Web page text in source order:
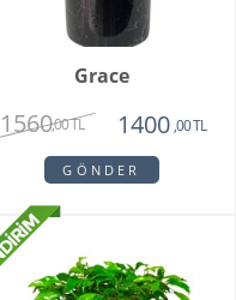
Grace
1560,00 TL 1400 ,00 TL
GÖNDER